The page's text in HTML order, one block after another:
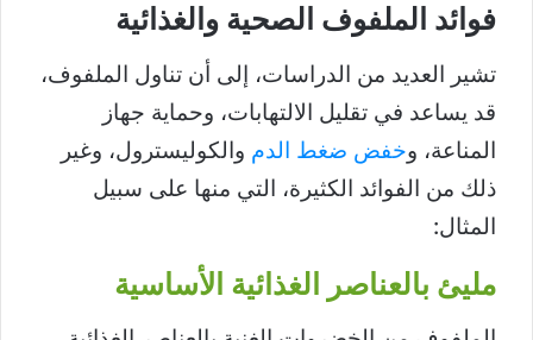
فوائد الملفوف الصحية والغذائية
تشير العديد من الدراسات، إلى أن تناول الملفوف،
قد يساعد في تقليل الالتهابات، وحماية جهاز
المناعة، وخفض ضغط الدم والكوليسترول، وغير
ذلك من الفوائد الكثيرة، التي منها على سبيل
المثال:
مليئ بالعناصر الغذائية الأساسية